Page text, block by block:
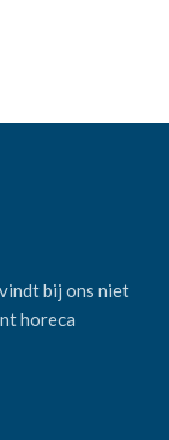
bij ons niet
horeca